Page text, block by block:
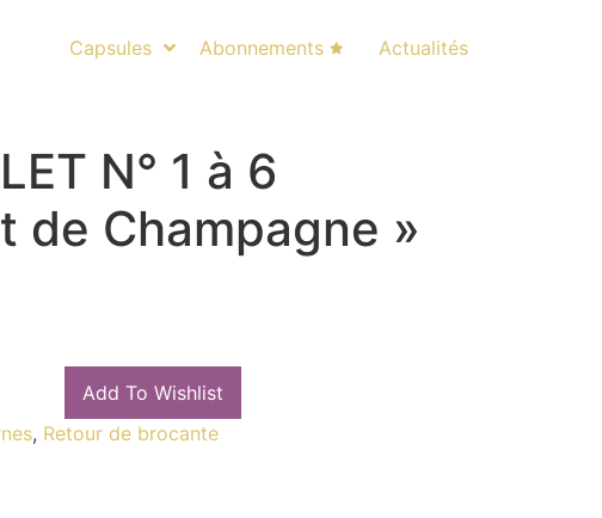
Capsules Abonnements Actualités
N° 1 à 6
de Champagne »
Add To Wishlist
, Retour de brocante